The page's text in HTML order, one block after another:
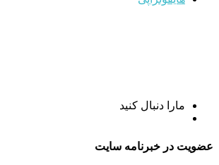
مارا دنبال کنید
عضویت در خبرنامه سایت